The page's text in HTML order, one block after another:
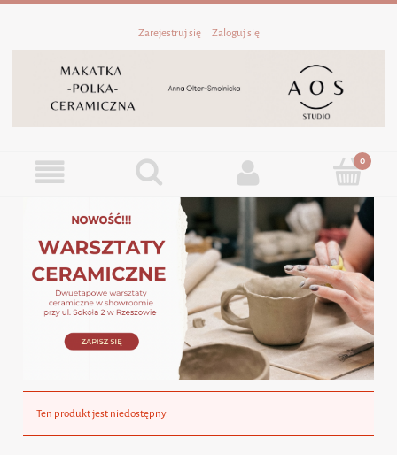
Zarejestruj się Zaloguj się
Ten produkt jest niedostępny.